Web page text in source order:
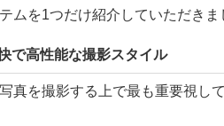
ムを1つだけ紹介していただきま
で高性能な撮影スタイル
真を撮影する上で最も重要視し